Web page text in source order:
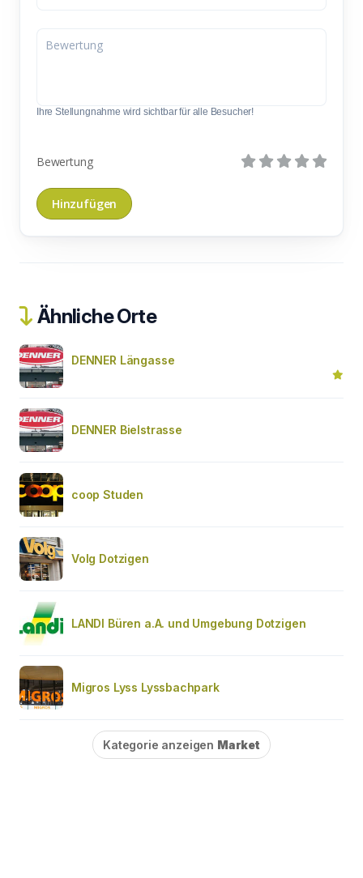
Ihre Stellungnahme wird sichtbar für alle Besucher!
Bewertung
Ähnliche Orte
DENNER Längasse
DENNER Bielstrasse
coop Studen
Volg Dotzigen
LANDI Büren a.A. und Umgebung Dotzigen
Migros Lyss Lyssbachpark
Kategorie anzeigen Market